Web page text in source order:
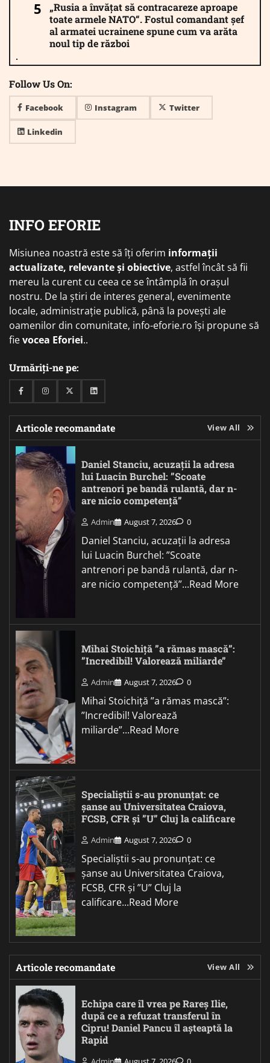
„Rusia a învățat să contracareze aproape
toate armele NATO“. Fostul comandant șef
al armatei ucrainene spune cum va arăta
noul tip de război
Follow Us On:
Facebook Instagram Twitter
Linkedin
INFO EFORIE
Misiunea noastră este să îți oferim informații
actualizate, relevante și obiective, astfel încât să fii
mereu la curent cu ceea ce se întâmplă în orașul
nostru. De la știri de interes general, evenimente
locale, administrație publică, până la povești ale
oamenilor din comunitate, info-eforie.ro își propune să
fievocea Eforiei..
Urmăriți-ne pe:
FacebookInstagramTwitterLinkedin
Articole recomandate View All
Daniel Stanciu, acuzații la adresa
lui Luacin Burchel: ”Scoate
antrenori pe bandă rulantă, dar n-
are nicio competență”
Admin August 7, 2026 0
Daniel Stanciu, acuzații la adresa
lui Luacin Burchel: ”Scoate
antrenori pe bandă rulantă, dar n-
are nicio competență”...Read More
Mihai Stoichiță ”a rămas mască”:
”Incredibil! Valorează miliarde”
Admin August 7, 2026 0
Mihai Stoichiță ”a rămas mască”:
”Incredibil! Valorează
miliarde”...Read More
Specialiștii s-au pronunțat: ce
șanse au Universitatea Craiova,
FCSB, CFR și ”U” Cluj la calificare
Admin August 7, 2026 0
Specialiștii s-au pronunțat: ce
șanse au Universitatea Craiova,
FCSB, CFR și ”U” Cluj la
calificare...Read More
Articole recomandate View All
Echipa care îl vrea pe Rareș Ilie,
după ce a refuzat transferul în
Cipru! Daniel Pancu îl așteaptă la
Rapid